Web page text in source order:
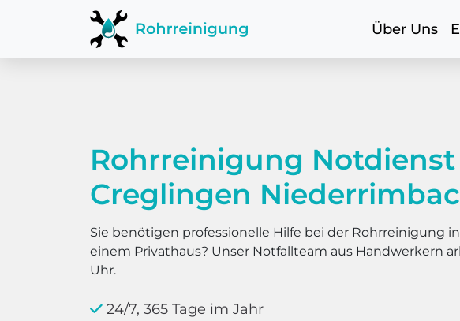
Über Uns
Rohrreinigung Notdienst
Creglingen
Sie benötigen professionelle Hilfe bei der Rohrreinigung
einem Privathaus? Unser Notfallteam aus Handwerkern
Uhr.
24/7, 365 Tage im Jahr